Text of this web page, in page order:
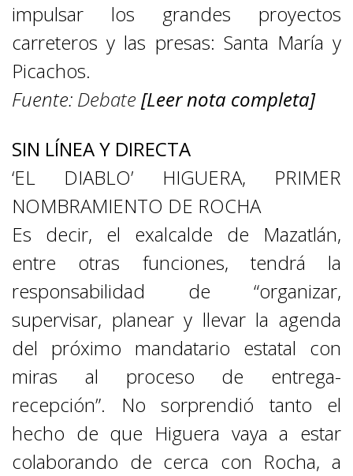
impulsar los grandes proyectos
carreteros y las presas: Santa María y
Picachos.
Fuente: Debate [Leer nota completa]
SIN LÍNEA Y DIRECTA
‘EL DIABLO’ HIGUERA, PRIMER
NOMBRAMIENTO DE ROCHA
Es decir, el exalcalde de Mazatlán,
entre otras funciones, tendrá la
responsabilidad de “organizar,
supervisar, planear y llevar la agenda
del próximo mandatario estatal con
miras al proceso de entrega-
recepción”. No sorprendió tanto el
hecho de que Higuera vaya a estar
colaborando de cerca con Rocha, a